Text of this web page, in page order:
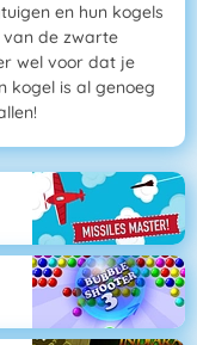
en hun kogels
de zwarte
wel voor dat je
kogel is al genoeg